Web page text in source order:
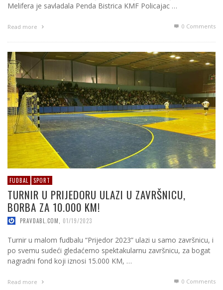
Melifera je savladala Penda Bistrica KMF Policajac …
Read more 0 Comments
FUDBAL SPORT
TURNIR U PRIJEDORU ULAZI U ZAVRŠNICU,
BORBA ZA 10.000 KM!
PRAVDABL.COM 01/19/2023
Turnir u malom fudbalu “Prijedor 2023” ulazi u samo završnicu, i
po svemu sudeći gledaćemo spektakularnu završnicu, za bogat
nagradni fond koji iznosi 15.000 KM, …
Read more 0 Comments